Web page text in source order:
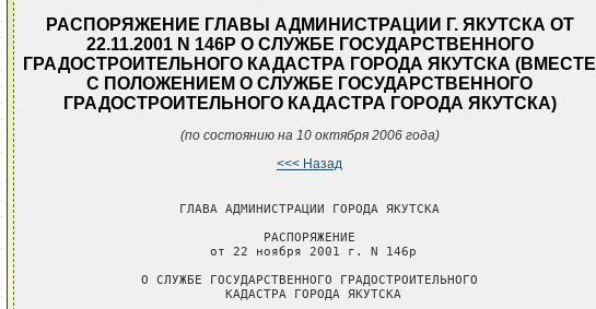
РАСПОРЯЖЕНИЕ ГЛАВЫ АДМИНИСТРАЦИИ Г. ЯКУТСКА ОТ
22.11.2001 N 146Р О СЛУЖБЕ ГОСУДАРСТВЕННОГО
ГРАДОСТРОИТЕЛЬНОГО КАДАСТРА ГОРОДА ЯКУТСКА (ВМЕСТЕ
С ПОЛОЖЕНИЕМ О СЛУЖБЕ ГОСУДАРСТВЕННОГО
ГРАДОСТРОИТЕЛЬНОГО КАДАСТРА ГОРОДА ЯКУТСКА)
(по состоянию на 10 октября 2006 года)
<<< Назад